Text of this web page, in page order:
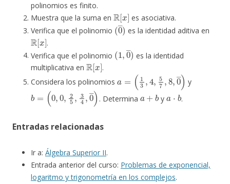
polinomios es finito.
Muestra que la suma en
R [x ]
es asociativa.
Verifica que el polinomio
(0― )
es la identidad aditiva en
R[x]
.
Verifica que el polinomio
(1 0―
es la identidad
multiplicativa en
R[x]
.
Considera los polinomios
3, , 0 ―)
y
b( 25 3 4,0 ―
. Determina
b
y
b
.
Entradas relacionadas
Ir a: Álgebra Superior II.
Entrada anterior del curso: Problemas de exponencial,
logaritmo y trigonometría en los complejos.